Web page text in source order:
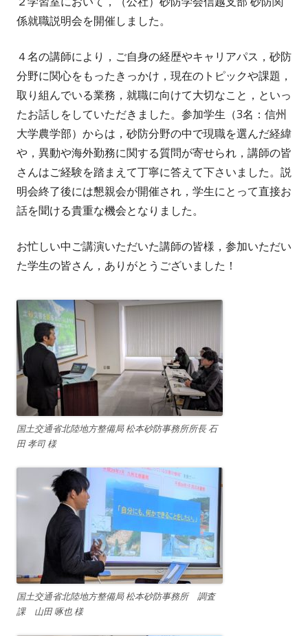
係就職説明会を開催しました。
４名の講師により，ご自身の経歴やキャリアパス，砂防
分野に関心をもったきっかけ，現在のトピックや課題，
取り組んでいる業務，就職に向けて大切なこと，といっ
たお話しをしていただきました。参加学生（3名：信州
大学農学部）からは，砂防分野の中で現職を選んだ経緯
や，異動や海外勤務に関する質問が寄せられ，講師の皆
さんはご経験を踏まえて丁寧に答えて下さいました。説
明会終了後には懇親会が開催され，学生にとって直接お
話を聞ける貴重な機会となりました。
お忙しい中ご講演いただいた講師の皆様，参加いただい
た学生の皆さん，ありがとうございました！
国土交通省北陸地方整備局 松本砂防事務所所長 石
田 孝司 様
国土交通省北陸地方整備局 松本砂防事務所 調査
課 山田 啄也 様